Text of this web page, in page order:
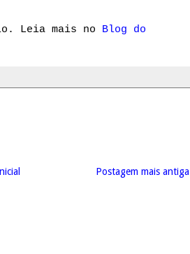
Leia mais no Blog do
Postagem mais antiga